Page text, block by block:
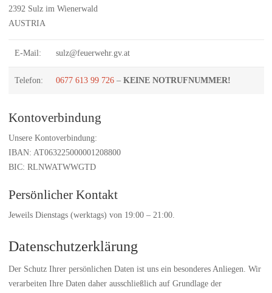
2392 Sulz im Wienerwald
AUSTRIA
E-Mail: sulz@feuerwehr.gv.at
Telefon: 0677 613 99 726– KEINE NOTRUFNUMMER!
Kontoverbindung
Unsere Kontoverbindung:
IBAN: AT063225000001208800
BIC: RLNWATWWGTD
Persönlicher Kontakt
Jeweils Dienstags (werktags) von 19:00 – 21:00.
Datenschutzerklärung
Der Schutz Ihrer persönlichen Daten ist uns ein besonderes Anliegen. Wir
verarbeiten Ihre Daten daher ausschließlich auf Grundlage der